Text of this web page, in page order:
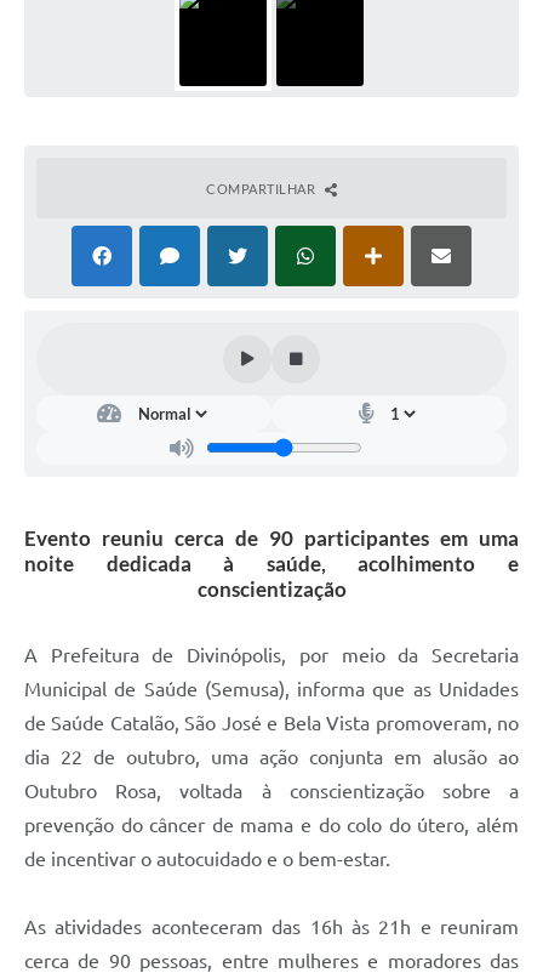
COMPARTILHAR
Evento reuniu cerca de 90 participantes em uma
noite dedicada à saúde, acolhimento e
conscientização
A Prefeitura de Divinópolis, por meio da Secretaria
Municipal de Saúde (Semusa), informa que as Unidades
de Saúde Catalão, São José e Bela Vista promoveram, no
dia 22 de outubro, uma ação conjunta em alusão ao
Outubro Rosa, voltada à conscientização sobre a
prevenção do câncer de mama e do colo do útero, além
de incentivar o autocuidado e o bem-estar.
As atividades aconteceram das 16h às 21h e reuniram
cerca de 90 pessoas, entre mulheres e moradores das